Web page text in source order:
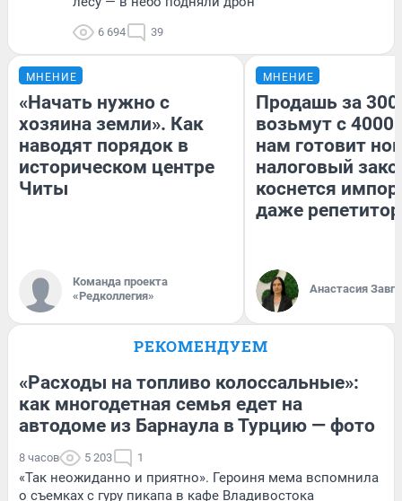
6 694 39
МНЕНИЕ
«Начать нужно с
хозяина земли». Как
наводят порядок в
историческом центре
Читы
Команда проекта
«Редколлегия»
МНЕНИЕ
Продашь за
возьмут с
нам готовит
налоговый
коснется
даже
Анастасия
РЕКОМЕНДУЕМ
«Расходы на топливо колоссальные»:
как многодетная семья едет на
автодоме из Барнаула в Турцию — фото
8 часов 5 203 1
«Так неожиданно и приятно». Героиня мема вспомнила
о съемках с гуру пикапа в кафе Владивостока